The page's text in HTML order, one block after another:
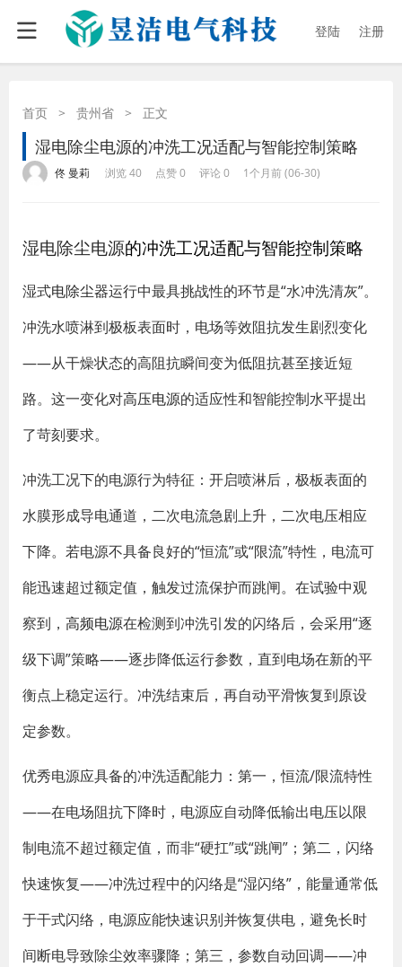
登陆 注册
首页 > 贵州省 > 正文
湿电除尘电源的冲洗工况适配与智能控制策略
佟 曼莉 浏览 40 点赞 0 评论 0 1个月前 (06-30)
湿电除尘电源的冲洗工况适配与智能控制策略
湿式电除尘器运行中最具挑战性的环节是“水冲洗清灰”。
冲洗水喷淋到极板表面时，电场等效阻抗发生剧烈变化
——从干燥状态的高阻抗瞬间变为低阻抗甚至接近短
路。这一变化对高压电源的适应性和智能控制水平提出
了苛刻要求。
冲洗工况下的电源行为特征 ：开启喷淋后，极板表面的
水膜形成导电通道，二次电流急剧上升，二次电压相应
下降。若电源不具备良好的“恒流”或“限流”特性，电流可
能迅速超过额定值，触发过流保护而跳闸。在试验中观
察到， 高频电源在检测到冲洗引发的闪络后，会采用“逐
级下调”策略——逐步降低运行参数，直到电场在新的平
衡点上稳定运行。冲洗结束后，再自动平滑恢复到原设
定参数。
优秀电源应具备的冲洗适配能力 ：第一，恒流/限流特性
——在电场阻抗下降时，电源应自动降低输出电压以限
制电流不超过额定值，而非“硬扛”或“跳闸”；第二，闪络
快速恢复——冲洗过程中的闪络是“湿闪络”，能量通常低
于干式闪络，电源应能快速识别并恢复供电，避免长时
间断电导致除尘效率骤降；第三，参数自动回调——冲